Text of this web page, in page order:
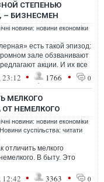
СТЕПЕНЬЮ
– БИЗНЕСМЕН
новини: новини економіки
есть такой эпизод:
зале обзванивают
акции. И их все
в одном звонке...
23:12 • 1766 • 0
МЕЛКОГО
НЕМЕЛКОГО
новини: новини економіки
Новини суспільства: читати
отличить мелкого
В быту. Это
12:42 • 3363 • 0